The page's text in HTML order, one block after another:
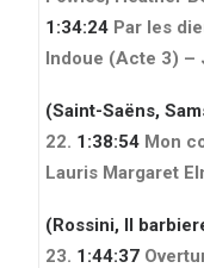
1:34:24 Par les
Indoue (Acte 3) –
(Saint-Saëns,
22. 1:38:54 Mon
Lauris Margaret
(Rossini, Il
23. 1:44:37